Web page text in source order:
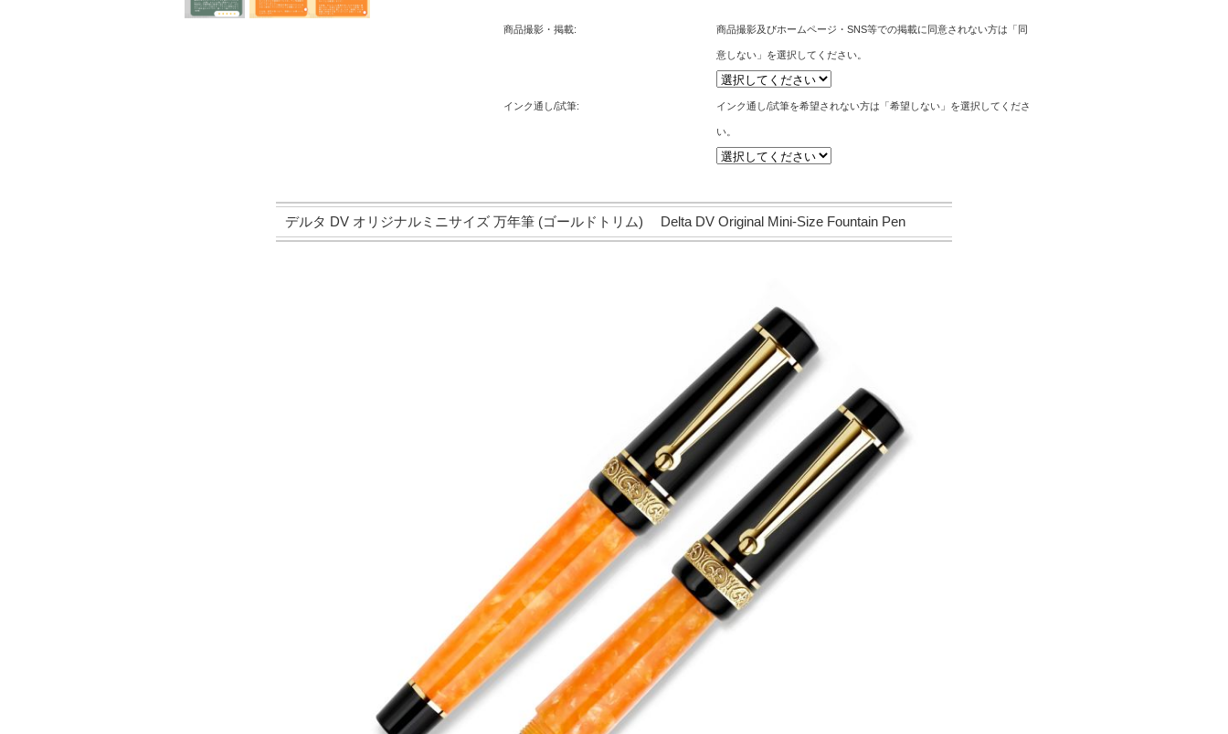
商品撮影・掲載: 商品撮影及びホームページ・SNS等での掲載に同意されない方は「同
意しない」を選択してください。
インク通し/試筆: インク通し/試筆を希望されない方は「希望しない」を選択してくださ
い。
デルタ DV オリジナルミニサイズ 万年筆 (ゴールドトリム) Delta DV Original Mini-Size Fountain Pen